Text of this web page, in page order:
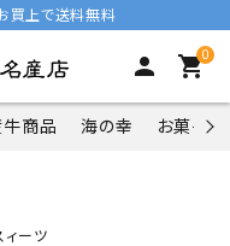
買上で送料無料
person 0
shopping_cart
商品 海の幸 お菓子類
ーツ